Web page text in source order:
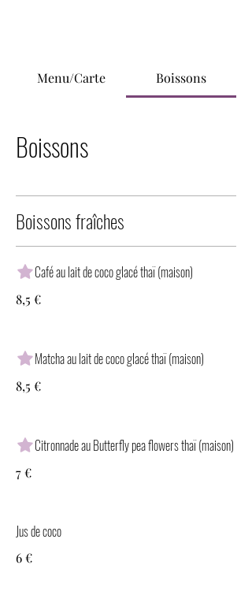
Menu/Carte Boissons
Boissons
Boissons fraîches
Café au lait de coco glacé thaï (maison)
8,5 €
Matcha au lait de coco glacé thaï (maison)
8,5 €
Citronnade au Butterfly pea flowers thaï (maison)
7 €
Jus de coco
6 €